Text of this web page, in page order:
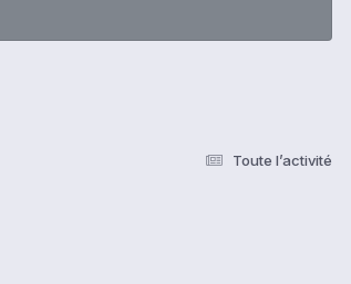
Toute l’activité